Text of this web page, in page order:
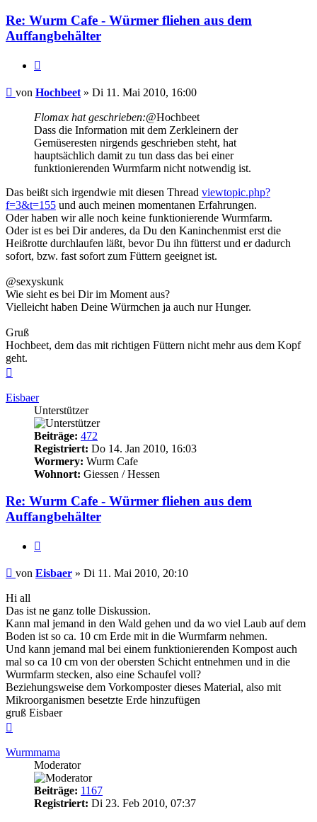
Re: Wurm Cafe - Würmer fliehen aus dem
Auffangbehälter
Beitrag
von Hochbeet » Di 11. Mai 2010, 16:00
Flomax hat geschrieben:@Hochbeet
Dass die Information mit dem Zerkleinern der
Gemüseresten nirgends geschrieben steht, hat
hauptsächlich damit zu tun dass das bei einer
funktionierenden Wurmfarm nicht notwendig ist.
Das beißt sich irgendwie mit diesen Thread viewtopic.php?
f=3&t=155 und auch meinen momentanen Erfahrungen.
Oder haben wir alle noch keine funktionierende Wurmfarm.
Oder ist es bei Dir anderes, da Du den Kaninchenmist erst die
Heißrotte durchlaufen läßt, bevor Du ihn fütterst und er dadurch
sofort, bzw. fast sofort zum Füttern geeignet ist.
@sexyskunk
Wie sieht es bei Dir im Moment aus?
Vielleicht haben Deine Würmchen ja auch nur Hunger.
Gruß
Hochbeet, dem das mit richtigen Füttern nicht mehr aus dem Kopf
geht.
Eisbaer
Unterstützer
Beiträge: 472
Registriert: Do 14. Jan 2010, 16:03
Wormery: Wurm Cafe
Wohnort: Giessen / Hessen
Re: Wurm Cafe - Würmer fliehen aus dem
Auffangbehälter
Beitrag
von Eisbaer » Di 11. Mai 2010, 20:10
Hi all
Das ist ne ganz tolle Diskussion.
Kann mal jemand in den Wald gehen und da wo viel Laub auf dem
Boden ist so ca. 10 cm Erde mit in die Wurmfarm nehmen.
Und kann jemand mal bei einem funktionierenden Kompost auch
mal so ca 10 cm von der obersten Schicht entnehmen und in die
Wurmfarm stecken, also eine Schaufel voll?
Beziehungsweise dem Vorkomposter dieses Material, also mit
Mikroorganismen besetzte Erde hinzufügen
gruß Eisbaer
Wurmmama
Moderator
Beiträge: 1167
Registriert: Di 23. Feb 2010, 07:37